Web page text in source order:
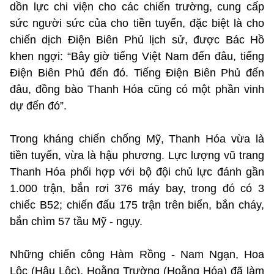
dồn lực chi viện cho các chiến trường, cung cấp
sức người sức của cho tiền tuyến, đặc biệt là cho
chiến dịch Điện Biên Phủ lịch sử, được Bác Hồ
khen ngợi: “Bây giờ tiếng Việt Nam đến đâu, tiếng
Điện Biên Phủ đến đó. Tiếng Điện Biên Phủ đến
đâu, đồng bào Thanh Hóa cũng có một phần vinh
dự đến đó”.
Trong kháng chiến chống Mỹ, Thanh Hóa vừa là
tiền tuyến, vừa là hậu phương. Lực lượng vũ trang
Thanh Hóa phối hợp với bộ đội chủ lực đánh gần
1.000 trận, bắn rơi 376 máy bay, trong đó có 3
chiếc B52; chiến đấu 175 trận trên biển, bắn cháy,
bắn chìm 57 tầu Mỹ - ngụy.
Những chiến công Hàm Rồng - Nam Ngạn, Hoa
Lộc (Hậu Lộc), Hoằng Trường (Hoằng Hóa) đã làm